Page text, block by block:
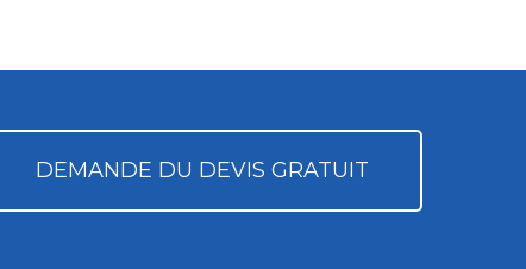
DEMANDE DU DEVIS GRATUIT